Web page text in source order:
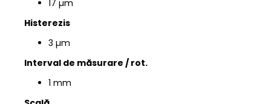
17 µm
Histerezis
3 µm
Interval de măsurare / rot.
1 mm